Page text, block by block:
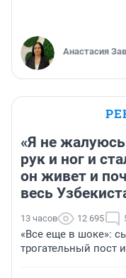
Анастасия
«Я не
рук и ног и
он живет и
весь
13 часов 12 695
«Все еще в шоке»:
трогательный пост